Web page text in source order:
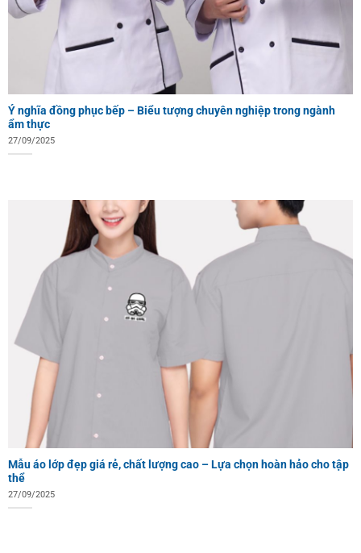
Ý nghĩa đồng phục bếp – Biểu tượng chuyên nghiệp trong ngành
ẩm thực
27/09/2025
Mẫu áo lớp đẹp giá rẻ, chất lượng cao – Lựa chọn hoàn hảo cho tập
thể
27/09/2025